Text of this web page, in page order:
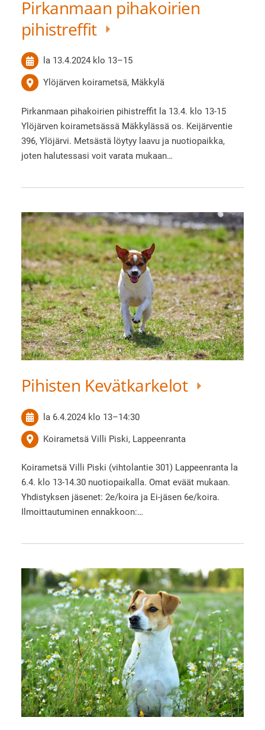
Pirkanmaan pihakoirien
pihistreffit
la 13.4.2024 klo 13–15
Ylöjärven koirametsä, Mäkkylä
Pirkanmaan pihakoirien pihistreffit la 13.4. klo 13-15
Ylöjärven koirametsässä Mäkkylässä os. Keijärventie
396, Ylöjärvi. Metsästä löytyy laavu ja nuotiopaikka,
joten halutessasi voit varata mukaan…
Pihisten Kevätkarkelot
la 6.4.2024 klo 13–14:30
Koirametsä Villi Piski, Lappeenranta
Koirametsä Villi Piski (vihtolantie 301) Lappeenranta la
6.4. klo 13-14.30 nuotiopaikalla. Omat eväät mukaan.
Yhdistyksen jäsenet: 2e/koira ja Ei-jäsen 6e/koira.
Ilmoittautuminen ennakkoon:…